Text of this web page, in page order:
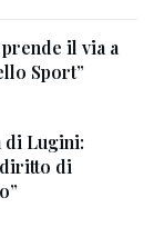
il via a
Sport”
di Lugini:
di